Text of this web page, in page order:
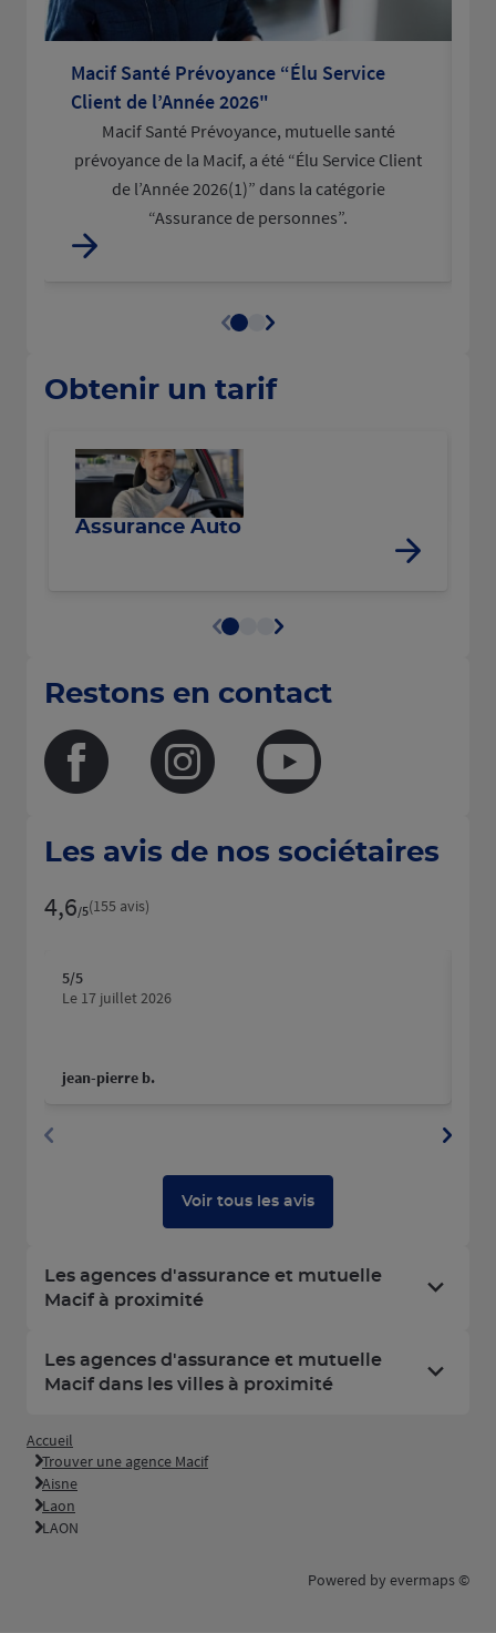
Macif Santé Prévoyance “Élu Service
Client de l’Année 2026"
Macif Santé Prévoyance, mutuelle santé
prévoyance de la Macif, a été “Élu Service Client
de l’Année 2026(1)” dans la catégorie
“Assurance de personnes”.
Obtenir un tarif
Assurance Auto
Restons en contact
Facebook Instagram Youtube
Les avis de nos sociétaires
4,6/5Note de 4.6 sur 5
(155 avis)
5/5
Le 17 juillet 2026
jean-pierre b.
Voir tous les avis
Les agences d'assurance et mutuelle
Macif à proximité
Les agences d'assurance et mutuelle
Macif dans les villes à proximité
Accueil
Trouver une agence Macif
Aisne
Laon
LAON
Powered by evermaps ©